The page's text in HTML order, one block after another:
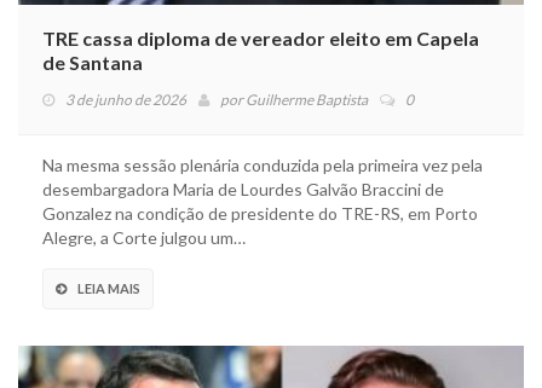
TRE cassa diploma de vereador eleito em Capela
de Santana
3 de junho de 2026 porGuilherme Baptista 0
Na mesma sessão plenária conduzida pela primeira vez pela
desembargadora Maria de Lourdes Galvão Braccini de
Gonzalez na condição de presidente do TRE-RS, em Porto
Alegre, a Corte julgou um…
LEIA MAIS